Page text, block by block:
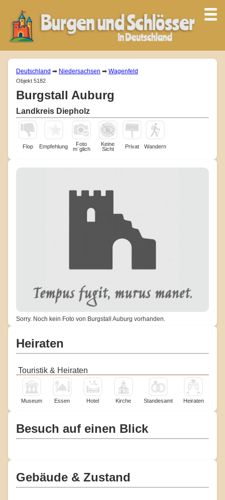
Deutschland ➡ Niedersachsen ➡ Wagenfeld
Objekt 5182
Burgstall Auburg
Landkreis Diepholz
Flop Empfehlung
Foto
m¨glich
Keine
Sicht
Privat Wandern
Sorry. Noch kein Foto von Burgstall Auburg vorhanden.
Heiraten
Touristik & Heiraten
Museum Essen Hotel Kirche Standesamt Heiraten
Besuch auf einen Blick
Gebäude & Zustand